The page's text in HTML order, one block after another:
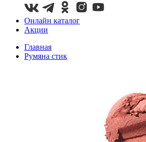
Онлайн каталог
Акции
Главная
Румяна стик